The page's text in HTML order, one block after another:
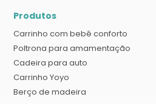
Produtos
Carrinho com bebê conforto
Poltrona para amamentação
Cadeira para auto
Carrinho Yoyo
Berço de madeira